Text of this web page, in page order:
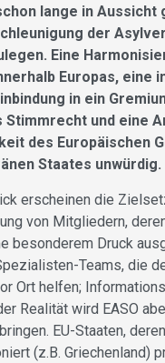
lange in Aussicht
der
Eine
Europas, eine
in ein
und eine
des Europäischen
Staates unwürdig.
erscheinen die
von Mitgliedern,
besonderem Druck
Teams, die
Ort helfen;
Realität wird EASO
EU-Staaten,
(z.B. Griechenland)